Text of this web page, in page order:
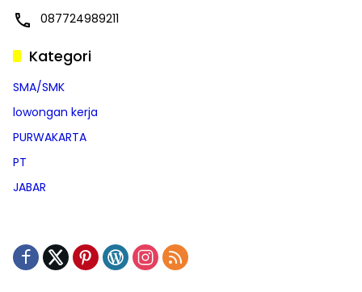
087724989211
Kategori
SMA/SMK
lowongan kerja
PURWAKARTA
PT
JABAR